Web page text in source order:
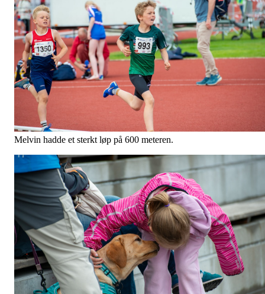
Melvin hadde et sterkt løp på 600 meteren.